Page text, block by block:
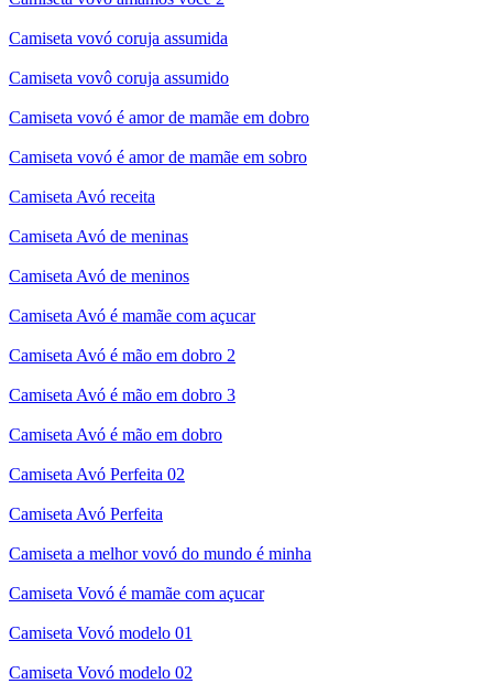
Camiseta vovó coruja assumida
Camiseta vovô coruja assumido
Camiseta vovó é amor de mamãe em dobro
Camiseta vovó é amor de mamãe em sobro
Camiseta Avó receita
Camiseta Avó de meninas
Camiseta Avó de meninos
Camiseta Avó é mamãe com açucar
Camiseta Avó é mão em dobro 2
Camiseta Avó é mão em dobro 3
Camiseta Avó é mão em dobro
Camiseta Avó Perfeita 02
Camiseta Avó Perfeita
Camiseta a melhor vovó do mundo é minha
Camiseta Vovó é mamãe com açucar
Camiseta Vovó modelo 01
Camiseta Vovó modelo 02